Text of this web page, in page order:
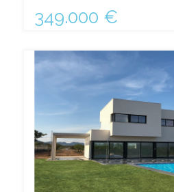
349.000 €